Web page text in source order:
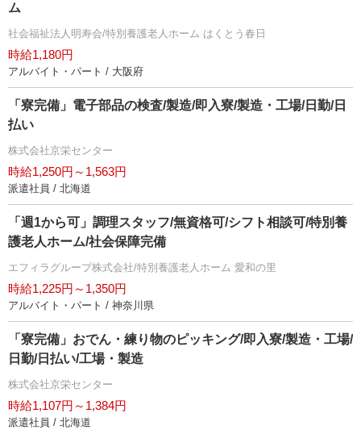
ム
社会福祉法人明寿会/特別養護老人ホーム はくとう春日
時給1,180円
アルバイト・パート / 大阪府
「寮完備」電子部品の検査/製造/即入寮/製造・工場/日勤/日
払い
株式会社京栄センター
時給1,250円～1,563円
派遣社員 / 北海道
「週1から可」調理スタッフ/無資格可/シフト相談可/特別養
護老人ホーム/社会保障完備
エフィラグループ株式会社/特別養護老人ホーム 愛和の里
時給1,225円～1,350円
アルバイト・パート / 神奈川県
「寮完備」おでん・練り物のピッキング/即入寮/製造・工場/
日勤/日払い/工場・製造
株式会社京栄センター
時給1,107円～1,384円
派遣社員 / 北海道